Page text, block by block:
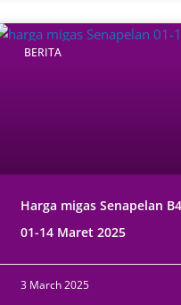
BERITA
Harga migas Senapelan
01-14 Maret 2025
3 March 2025